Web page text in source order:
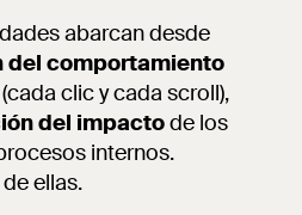
abarcan desde
del comportamiento
(cada clic y cada scroll),
del impactode los
internos.
ellas.